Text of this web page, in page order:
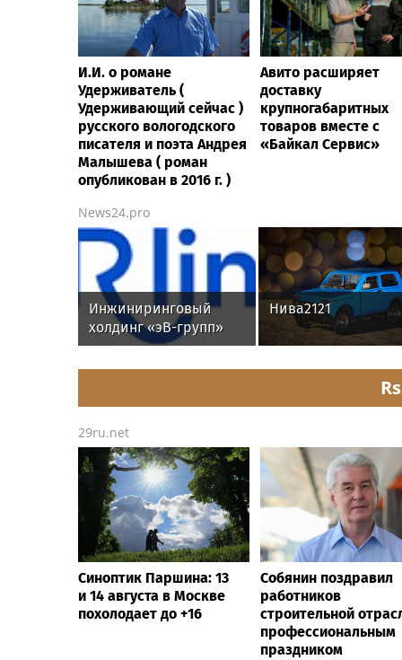
И.И. о романе
Удерживатель (
Удерживающий сейчас )
русского вологодского
писателя и поэта Андрея
Малышева ( роман
опубликован в 2016 г. )
Авито расширяет
доставку
крупногабаритных
товаров вместе с
«Байкал Сервис»
News24.pro
Инжиниринговый
холдинг «эВ-групп»
ускорил кадровый
документооборот с
Нива2121
29ru.net
Синоптик Паршина: 13
и 14 августа в Москве
похолодает до +16
Собянин поздравил
работников
строительной
профессиональным
праздником